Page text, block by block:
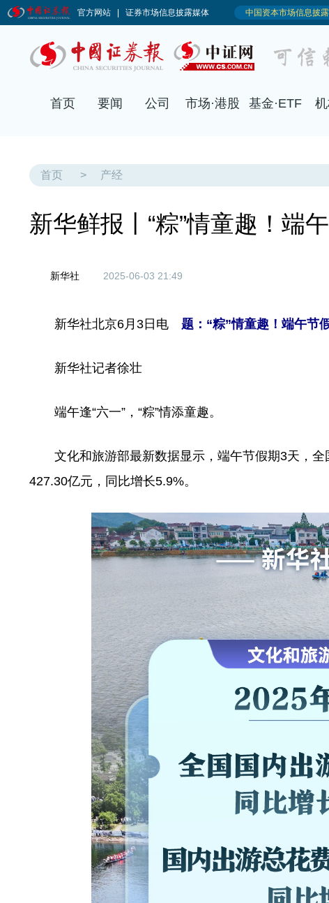
首页 要闻 公司 市场·港股 基金·ETF
首页 > 产经
新华鲜报丨“粽”情童趣！端
新华社 2025-06-03 21:49
新华社北京6月3日电 题：“粽”情童趣！端午节
新华社记者徐壮
端午逢“六一”，“粽”情添童趣。
文化和旅游部最新数据显示，端午节假期3天，全
427.30亿元，同比增长5.9%。